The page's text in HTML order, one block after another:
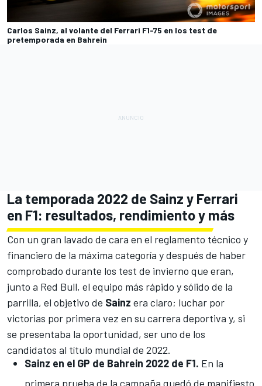
Carlos Sainz, al volante del Ferrari F1-75 en los test de
pretemporada en Bahrein
La temporada 2022 de Sainz y Ferrari
en F1: resultados, rendimiento y más
Con un gran lavado de cara en el reglamento técnico y
financiero de la máxima categoría y después de haber
comprobado durante los test de invierno que eran,
junto a Red Bull, el equipo más rápido y sólido de la
parrilla, el objetivo de Sainz era claro; luchar por
victorias por primera vez en su carrera deportiva y, si
se presentaba la oportunidad, ser uno de los
candidatos al título mundial de 2022.
Sainz en el GP de Bahrein 2022 de F1. En la
primera prueba de la campaña quedó de manifiesto